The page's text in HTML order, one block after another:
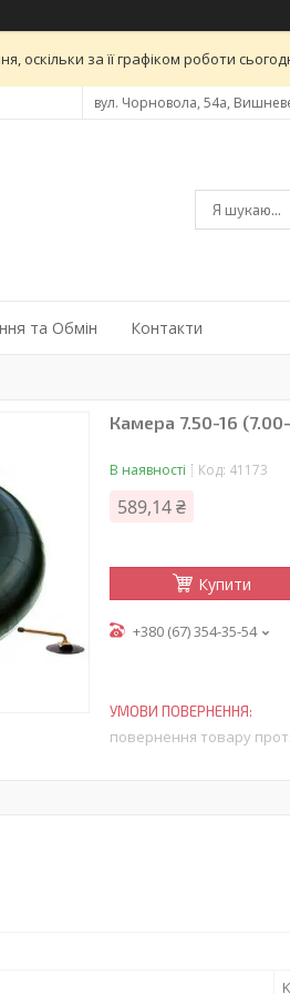
за її графіком роботи
вул. Чорновола, 54а,
та Обмін Контакти
Камера 7.50-16
В наявності Код: 41173
589,14 ₴
Купити
+380 (67) 354-35-54
повернення товару